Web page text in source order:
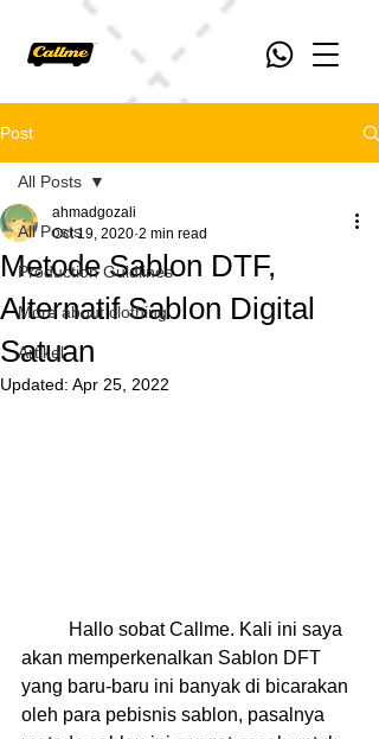
Post
All Posts
Production Guidlines
More about clothing
Artikel
All Posts
Metode Sablon DTF,
Alternatif Sablon Digital
Satuan
ahmadgozali
Oct 19, 2020 2 min read
Updated: Apr 25, 2022
akan memperkenalkan Sablon DFT
yang baru-baru ini banyak di bicarakan
oleh para pebisnis sablon, pasalnya